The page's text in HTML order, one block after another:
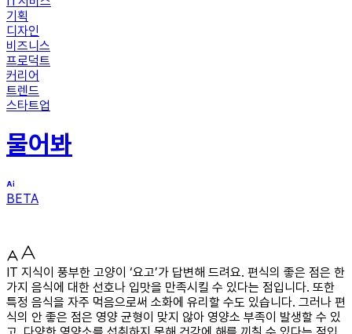
기획
디자인
비즈니스
프로덕트
커리어
트렌드
스타트업
물어봐
BETA
IT 지식이 풍부한 고양이 ‘요고’가 답변해 드려요. 편식의 좋은 점은 한
가지 음식에 대한 선호나 입맛을 만족시킬 수 있다는 점입니다. 또한
특정 음식을 자주 먹음으로써 소화에 유리할 수도 있습니다. 그러나 편
식의 안 좋은 점은 영양 균형이 맞지 않아 영양소 부족이 발생할 수 있